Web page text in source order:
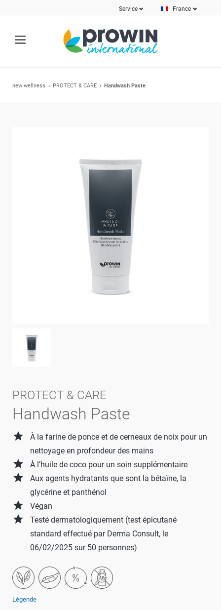
France
Service
new wellness PROTECT & CARE Handwash Paste
PROTECT & CARE
Handwash Paste
grade
À la farine de ponce et de cerneaux de noix pour un
nettoyage en profondeur des mains
grade À l’huile de coco pour un soin supplémentaire
grade
Aux agents hydratants que sont la bétaïne, la
glycérine et panthénol
grade Végan
grade
Testé dermatologiquement (test épicutané
standard effectué par Derma Consult, le
06/02/2025 sur 50 personnes)
Légende